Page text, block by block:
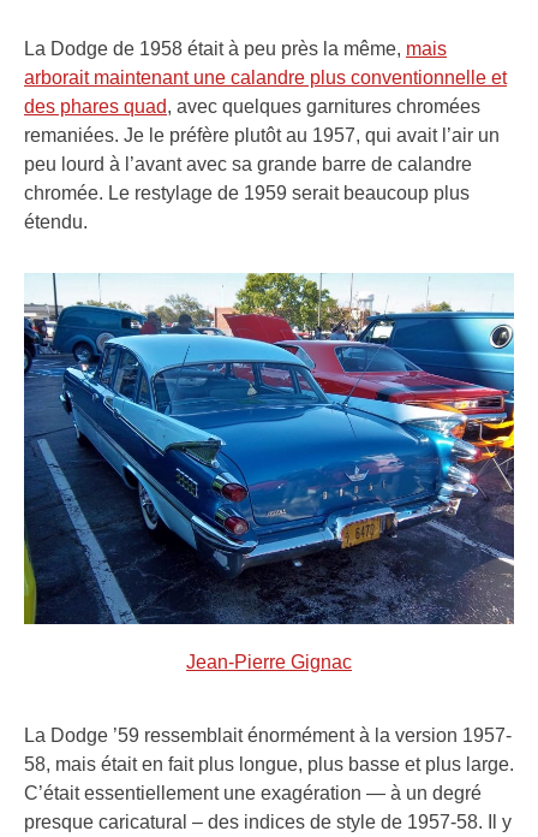
La Dodge de 1958 était à peu près la même, mais
arborait maintenant une calandre plus conventionnelle et
des phares quad, avec quelques garnitures chromées
remaniées. Je le préfère plutôt au 1957, qui avait l’air un
peu lourd à l’avant avec sa grande barre de calandre
chromée. Le restylage de 1959 serait beaucoup plus
étendu.
Jean-Pierre Gignac
La Dodge ’59 ressemblait énormément à la version 1957-
58, mais était en fait plus longue, plus basse et plus large.
C’était essentiellement une exagération — à un degré
presque caricatural – des indices de style de 1957-58. Il y